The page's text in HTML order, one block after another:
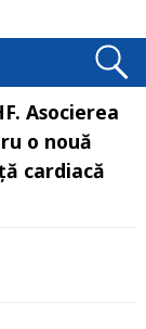
Asocierea
o nouă
cardiacă